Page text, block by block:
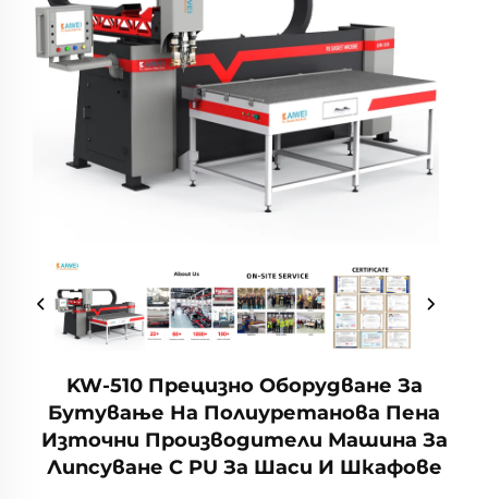
KW-510 Прецизно Оборудване За
Бутување На Полиуретанова Пена
Източни Производители Машина За
Липсуване С PU За Шаси И Шкафове